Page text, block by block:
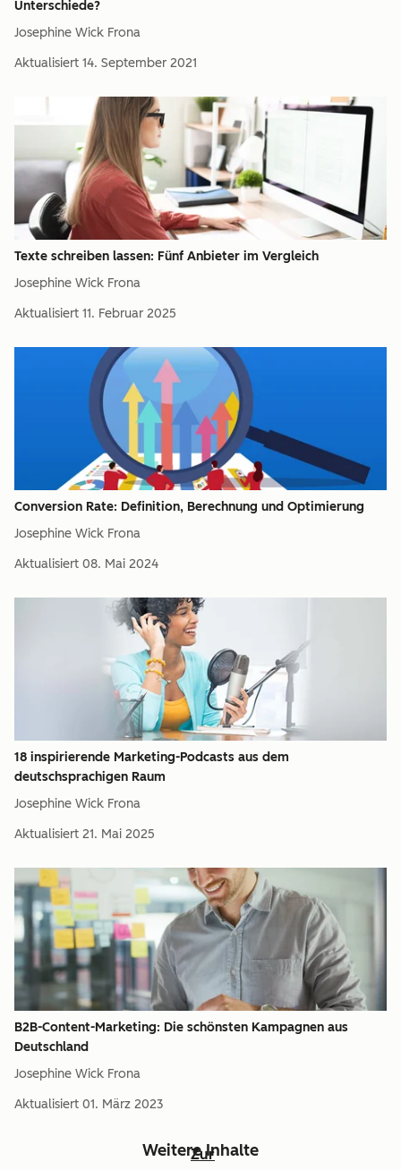
Unterschiede?
Josephine Wick Frona
Aktualisiert 14. September 2021
Texte schreiben lassen: Fünf Anbieter im Vergleich
Josephine Wick Frona
Aktualisiert 11. Februar 2025
Conversion Rate: Definition, Berechnung und Optimierung
Josephine Wick Frona
Aktualisiert 08. Mai 2024
18 inspirierende Marketing-Podcasts aus dem
deutschsprachigen Raum
Josephine Wick Frona
Aktualisiert 21. Mai 2025
B2B-Content-Marketing: Die schönsten Kampagnen aus
Deutschland
Josephine Wick Frona
Aktualisiert 01. März 2023
Weitere Inhalte
Zur